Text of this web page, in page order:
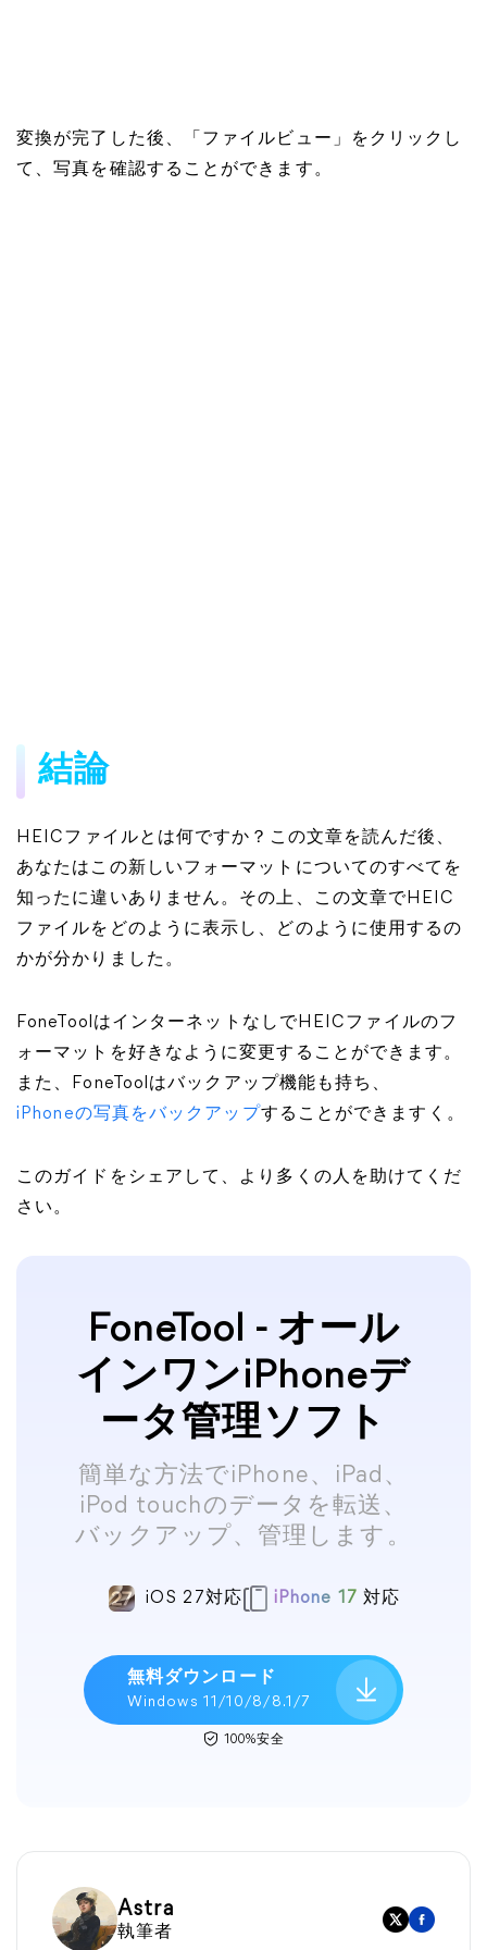
変換が完了した後、「ファイルビュー」をクリックし
て、写真を確認することができます。
結論
HEICファイルとは何ですか？この文章を読んだ後、
あなたはこの新しいフォーマットについてのすべてを
知ったに違いありません。その上、この文章でHEIC
ファイルをどのように表示し、どのように使用するの
かが分かりました。
FoneToolはインターネットなしでHEICファイルのフ
ォーマットを好きなように変更することができます。
また、FoneToolはバックアップ機能も持ち、
iPhoneの写真をバックアップすることができますく。
このガイドをシェアして、より多くの人を助けてくだ
さい。
FoneTool - オール
インワンiPhoneデ
ータ管理ソフト
簡単な方法でiPhone、iPad、
iPod touchのデータを転送、
バックアップ、管理します。
iOS 27対応 iPhone 17 対応
無料ダウンロード
Windows 11/10/8/8.1/7
100%安全
Astra
執筆者